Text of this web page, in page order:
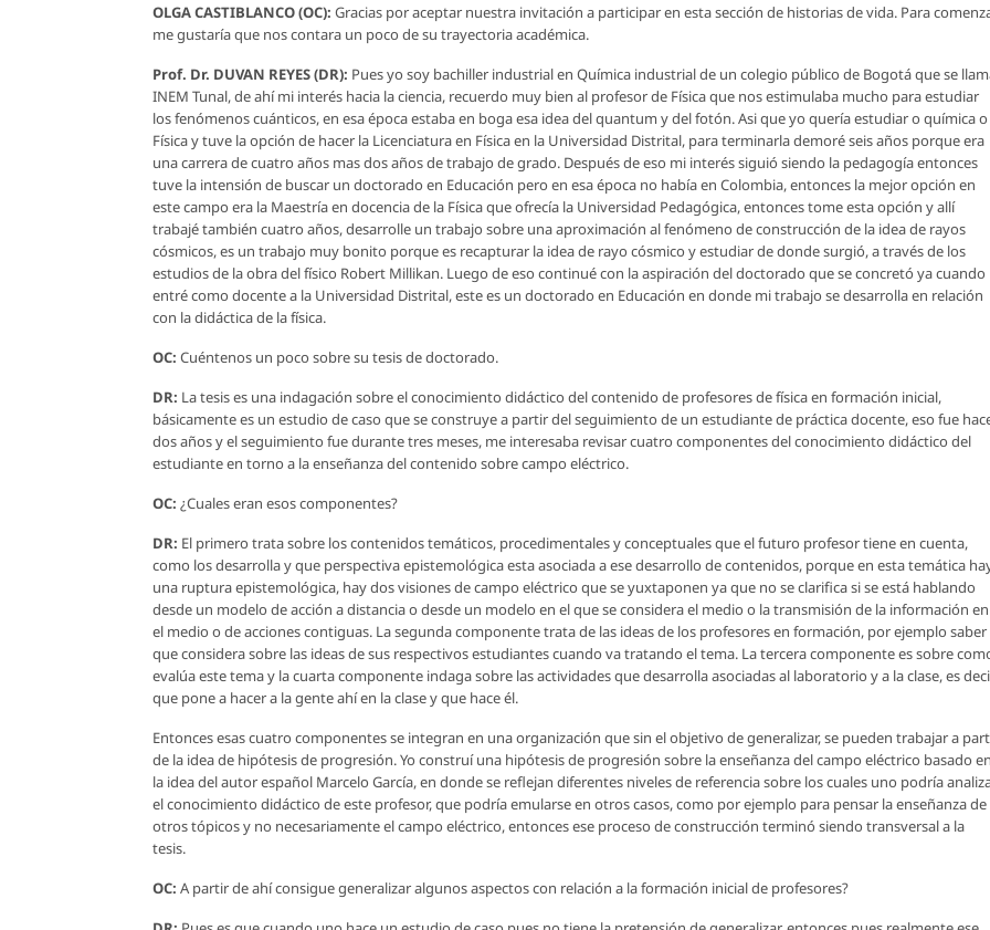
OLGA CASTIBLANCO (OC): Gracias por aceptar nuestra invitación a participar en esta sección de historias de vida. Para
me gustaría que nos contara un poco de su trayectoria académica.
Prof. Dr. DUVAN REYES (DR): Pues yo soy bachiller industrial en Química industrial de un colegio público de Bogotá que se
INEM Tunal, de ahí mi interés hacia la ciencia, recuerdo muy bien al profesor de Física que nos estimulaba mucho para estudiar
los fenómenos cuánticos, en esa época estaba en boga esa idea del quantum y del fotón. Asi que yo quería estudiar o química o
Física y tuve la opción de hacer la Licenciatura en Física en la Universidad Distrital, para terminarla demoré seis años porque era
una carrera de cuatro años mas dos años de trabajo de grado. Después de eso mi interés siguió siendo la pedagogía entonces
tuve la intensión de buscar un doctorado en Educación pero en esa época no había en Colombia, entonces la mejor opción en
este campo era la Maestría en docencia de la Física que ofrecía la Universidad Pedagógica, entonces tome esta opción y allí
trabajé también cuatro años, desarrolle un trabajo sobre una aproximación al fenómeno de construcción de la idea de rayos
cósmicos, es un trabajo muy bonito porque es recapturar la idea de rayo cósmico y estudiar de donde surgió, a través de los
estudios de la obra del físico Robert Millikan. Luego de eso continué con la aspiración del doctorado que se concretó ya cuando
entré como docente a la Universidad Distrital, este es un doctorado en Educación en donde mi trabajo se desarrolla en relación
con la didáctica de la física.
OC: Cuéntenos un poco sobre su tesis de doctorado.
DR: La tesis es una indagación sobre el conocimiento didáctico del contenido de profesores de física en formación inicial,
básicamente es un estudio de caso que se construye a partir del seguimiento de un estudiante de práctica docente, eso fue
dos años y el seguimiento fue durante tres meses, me interesaba revisar cuatro componentes del conocimiento didáctico del
estudiante en torno a la enseñanza del contenido sobre campo eléctrico.
OC: ¿Cuales eran esos componentes?
DR: El primero trata sobre los contenidos temáticos, procedimentales y conceptuales que el futuro profesor tiene en cuenta,
como los desarrolla y que perspectiva epistemológica esta asociada a ese desarrollo de contenidos, porque en esta temática
una ruptura epistemológica, hay dos visiones de campo eléctrico que se yuxtaponen ya que no se clarifica si se está hablando
desde un modelo de acción a distancia o desde un modelo en el que se considera el medio o la transmisión de la información en
el medio o de acciones contiguas. La segunda componente trata de las ideas de los profesores en formación, por ejemplo saber
que considera sobre las ideas de sus respectivos estudiantes cuando va tratando el tema. La tercera componente es sobre
evalúa este tema y la cuarta componente indaga sobre las actividades que desarrolla asociadas al laboratorio y a la clase, es
que pone a hacer a la gente ahí en la clase y que hace él.
Entonces esas cuatro componentes se integran en una organización que sin el objetivo de generalizar, se pueden trabajar a
de la idea de hipótesis de progresión. Yo construí una hipótesis de progresión sobre la enseñanza del campo eléctrico basado
la idea del autor español Marcelo García, en donde se reflejan diferentes niveles de referencia sobre los cuales uno podría
el conocimiento didáctico de este profesor, que podría emularse en otros casos, como por ejemplo para pensar la enseñanza de
otros tópicos y no necesariamente el campo eléctrico, entonces ese proceso de construcción terminó siendo transversal a la
tesis.
OC: A partir de ahí consigue generalizar algunos aspectos con relación a la formación inicial de profesores?